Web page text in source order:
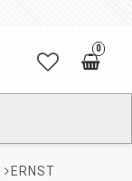
0
ERNST